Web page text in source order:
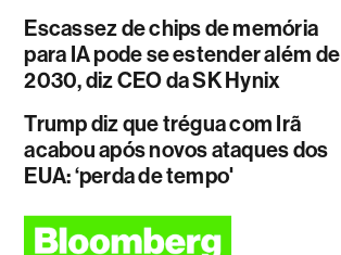
Escassez de chips de memória
para IA pode se estender além de
2030, diz CEO da SK Hynix
Trump diz que trégua com Irã
acabou após novos ataques dos
EUA: ‘perda de tempo'